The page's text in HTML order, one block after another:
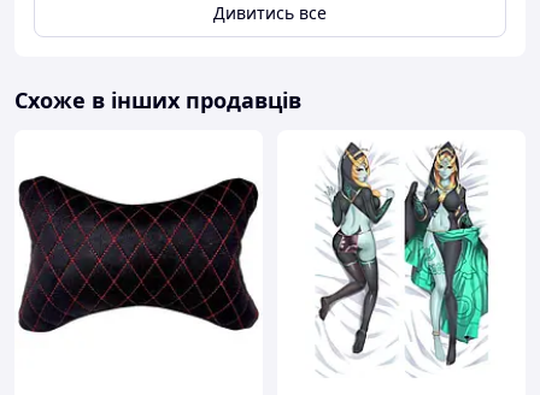
Дивитись все
Схоже в інших продавців